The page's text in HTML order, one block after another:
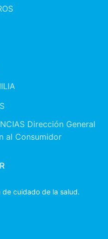
Dirección General
al Consumidor
cuidado de la salud.